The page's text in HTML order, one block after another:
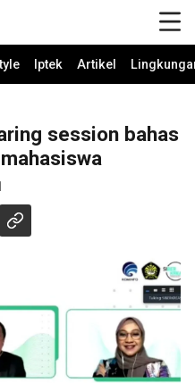
Iptek Artikel
session bahas